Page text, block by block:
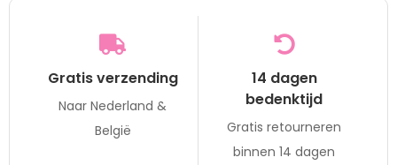
Gratis verzending
Naar Nederland &
België
14 dagen
bedenktijd
Gratis retourneren
binnen 14 dagen